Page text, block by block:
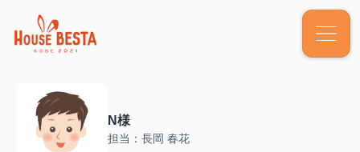
N様
担当：長岡 春花